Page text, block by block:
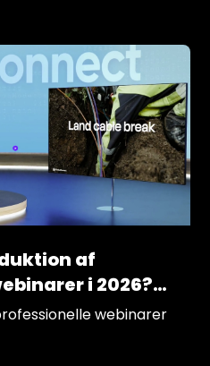
af
i 2026?
webinarer